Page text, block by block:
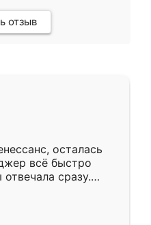
отзыв
осталась
всё быстро
сразу.
подошёл к
Собрали
аккуратно, даже